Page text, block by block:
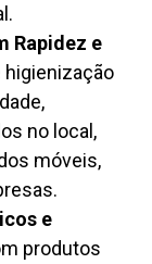
Rapidez e
no local,
móveis,
e
produtos